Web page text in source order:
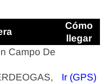
Cómo
llegar
Campo De
Ir (GPS)